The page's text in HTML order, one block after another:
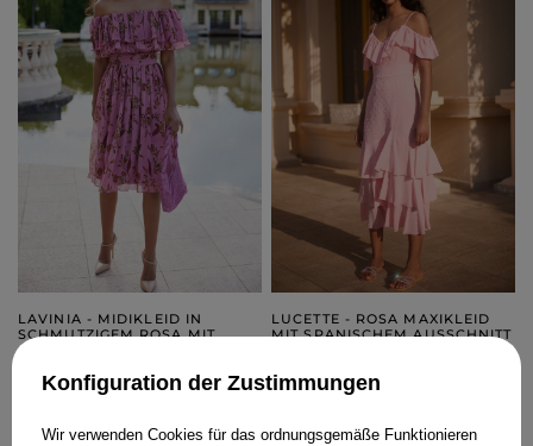
LAVINIA - MIDIKLEID IN
SCHMUTZIGEM ROSA MIT
BLUMENDRUCK
189,00 €
LUCETTE - ROSA MAXIKLEID
MIT SPANISCHEM AUSSCHNITT
189,00 €
Konfiguration der Zustimmungen
Wir verwenden Cookies für das ordnungsgemäße Funktionieren